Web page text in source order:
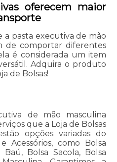
oferecem maior
a pasta executiva de mão
de comportar diferentes
é considerada um item
Adquira o produto
de Bolsas!
de mão masculina
que a Loja de Bolsas
opções variadas do
Acessórios, como Bolsa
Bolsa Sacola, Bolsa